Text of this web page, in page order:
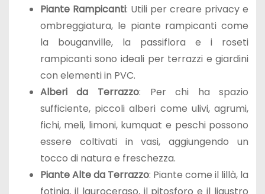
Piante Rampicanti: Utili per creare privacy e
ombreggiatura, le piante rampicanti come
la bouganville, la passiflora e i roseti
rampicanti sono ideali per terrazzi e giardini
con elementi in PVC.
Alberi da Terrazzo: Per chi ha spazio
sufficiente, piccoli alberi come ulivi, agrumi,
fichi, meli, limoni, kumquat e peschi possono
essere coltivati in vasi, aggiungendo un
tocco di natura e freschezza.
Piante Alte da Terrazzo: Piante come il lillà, la